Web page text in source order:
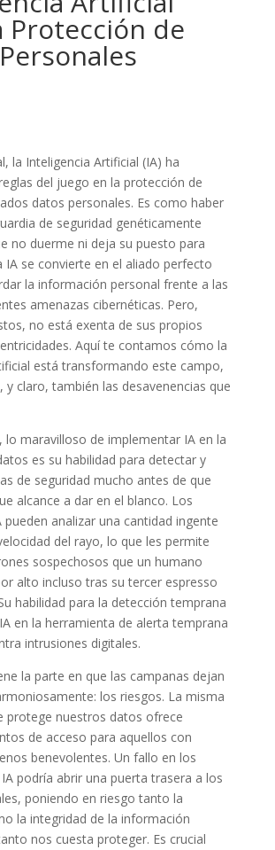
Protección de
la Inteligencia Artificial (IA) ha
del juego en la protección de
datos personales. Es como haber
de seguridad genéticamente
no duerme ni deja su puesto para
IA se convierte en el aliado perfecto
la información personal frente a las
amenazas cibernéticas. Pero,
no está exenta de sus propios
Aquí te contamos cómo la
está transformando este campo,
y claro, también las desavenencias que
lo maravilloso de implementar IA en la
es su habilidad para detectar y
de seguridad mucho antes de que
alcance a dar en el blanco. Los
analizar una cantidad ingente
del rayo, lo que les permite
sospechosos que un humano
alto incluso tras su tercer espresso
habilidad para la detección temprana
en la herramienta de alerta temprana
intrusiones digitales.
la parte en que las campanas dejan
los riesgos. La misma
protege nuestros datos ofrece
de acceso para aquellos con
benevolentes. Un fallo en los
podría abrir una puerta trasera a los
poniendo en riesgo tanto la
la integridad de la información
nos cuesta proteger. Es crucial